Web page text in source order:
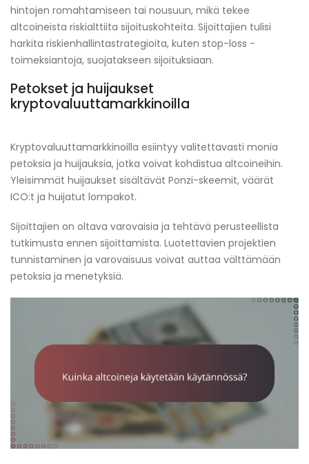
hintojen romahtamiseen tai nousuun, mikä tekee
altcoineista riskialttiita sijoituskohteita. Sijoittajien tulisi
harkita riskienhallintastrategioita, kuten stop-loss -
toimeksiantoja, suojatakseen sijoituksiaan.
Petokset ja huijaukset
kryptovaluuttamarkkinoilla
Kryptovaluuttamarkkinoilla esiintyy valitettavasti monia
petoksia ja huijauksia, jotka voivat kohdistua altcoineihin.
Yleisimmät huijaukset sisältävät Ponzi-skeemit, väärät
ICO:t ja huijatut lompakot.
Sijoittajien on oltava varovaisia ja tehtävä perusteellista
tutkimusta ennen sijoittamista. Luotettavien projektien
tunnistaminen ja varovaisuus voivat auttaa välttämään
petoksia ja menetyksiä.